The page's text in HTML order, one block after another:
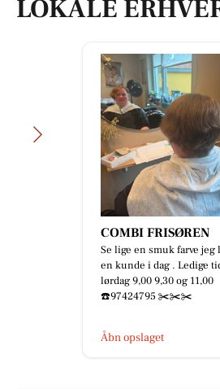
LOKALE
COMBI FRISØREN
Se lige en smuk farve jeg
en kunde i dag . Ledige
lørdag 9,00 9,30 og 11,00
☎️97424795 ✂️✂️✂️
Åbn opslaget